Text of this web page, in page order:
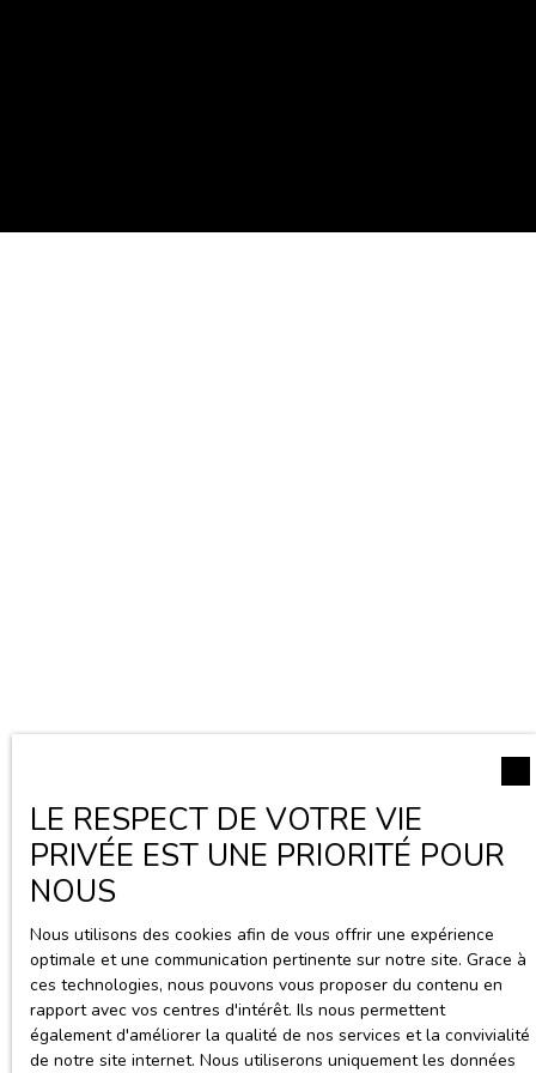
LE RESPECT DE VOTRE VIE
PRIVÉE EST UNE PRIORITÉ POUR
NOUS
Nous utilisons des cookies afin de vous offrir une expérience
optimale et une communication pertinente sur notre site. Grace à
ces technologies, nous pouvons vous proposer du contenu en
rapport avec vos centres d'intérêt. Ils nous permettent
également d'améliorer la qualité de nos services et la convivialité
de notre site internet. Nous utiliserons uniquement les données